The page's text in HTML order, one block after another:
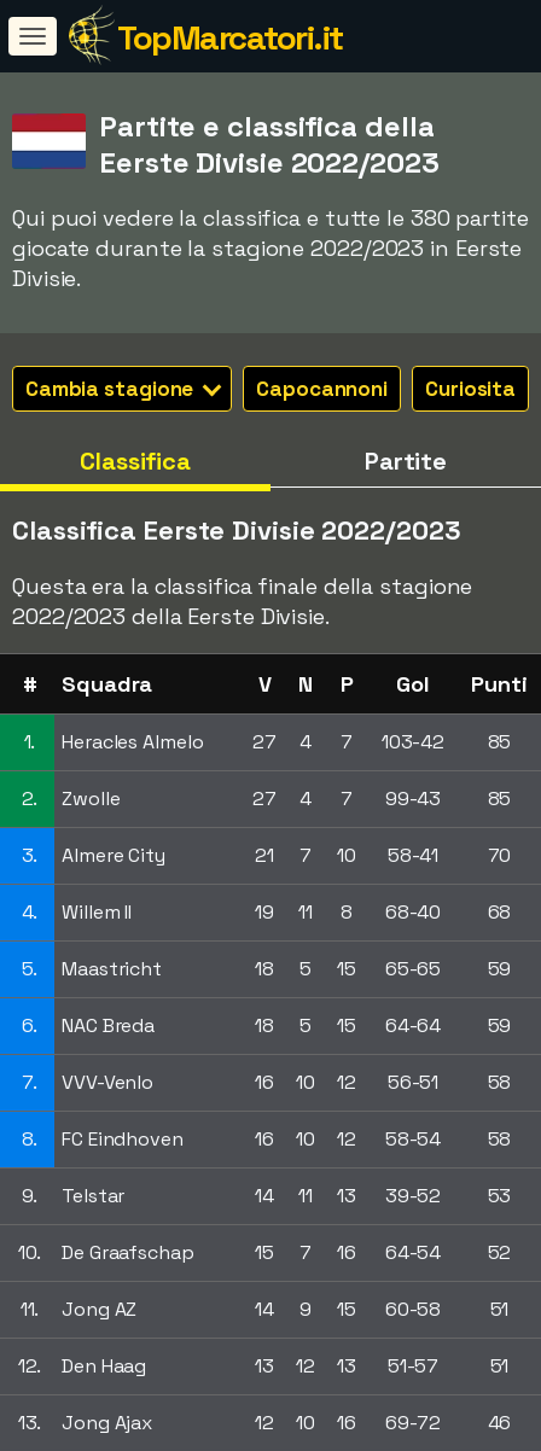
TopMarcatori.it
Partite e classifica della
Eerste Divisie 2022/2023
Qui puoi vedere la classifica e tutte le 380 partite
giocate durante la stagione 2022/2023 in Eerste
Divisie.
Cambia stagione Capocannoni Curiosita
Classifica Partite
Classifica Eerste Divisie 2022/2023
Questa era la classifica finale della stagione
2022/2023 della Eerste Divisie.
# Squadra V N P Gol Punti
1. Heracles Almelo 27 4 7 103-42 85
2. Zwolle 27 4 7 99-43 85
3. Almere City 21 7 10 58-41 70
4. Willem II 19 11 8 68-40 68
5. Maastricht 18 5 15 65-65 59
6. NAC Breda 18 5 15 64-64 59
7. VVV-Venlo 16 10 12 56-51 58
8. FC Eindhoven 16 10 12 58-54 58
9. Telstar 14 11 13 39-52 53
10. De Graafschap 15 7 16 64-54 52
11. Jong AZ 14 9 15 60-58 51
12. Den Haag 13 12 13 51-57 51
13. Jong Ajax 12 10 16 69-72 46